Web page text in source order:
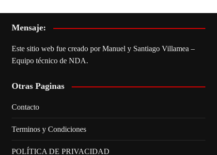
Mensaje:
Este sitio web fue creado por Manuel y Santiago Villamea –
Equipo técnico de NDA.
Otras Paginas
Contacto
Terminos y Condiciones
POLÍTICA DE PRIVACIDAD